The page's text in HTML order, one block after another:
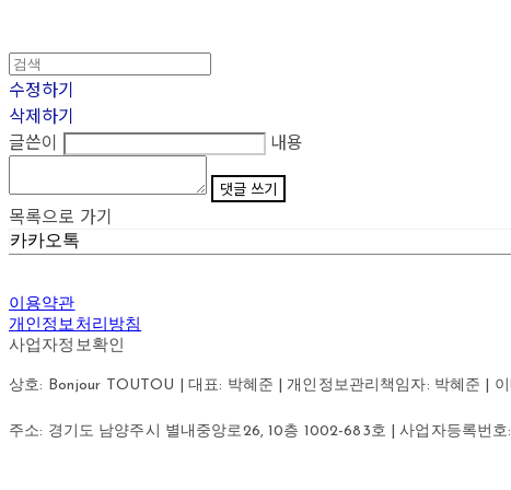
수정하기
삭제하기
글쓴이
내용
댓글 쓰기
목록으로 가기
카카오톡
이용약관
개인정보처리방침
사업자정보확인
상호: Bonjour TOUTOU | 대표: 박혜준 | 개인정보관리책임자: 박혜준 |
주소: 경기도 남양주시 별내중앙로26, 10층 1002-683호 | 사업자등록번호: